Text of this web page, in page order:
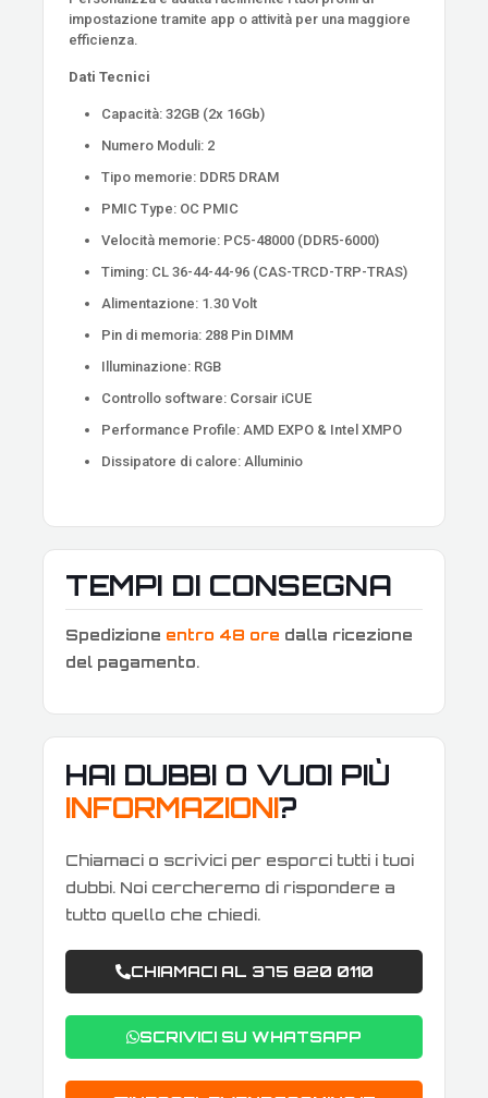
impostazione tramite app o attività per una maggiore
efficienza.
Dati Tecnici
Capacità: 32GB (2x 16Gb)
Numero Moduli: 2
Tipo memorie: DDR5 DRAM
PMIC Type: OC PMIC
Velocità memorie: PC5-48000 (DDR5-6000)
Timing: CL 36-44-44-96 (CAS-TRCD-TRP-TRAS)
Alimentazione: 1.30 Volt
Pin di memoria: 288 Pin DIMM
Illuminazione: RGB
Controllo software: Corsair iCUE
Performance Profile: AMD EXPO & Intel XMPO
Dissipatore di calore: Alluminio
TEMPI DI CONSEGNA
Spedizione entro 48 ore dalla ricezione
del pagamento.
HAI DUBBI O VUOI PIÙ
INFORMAZIONI?
Chiamaci o scrivici per esporci tutti i tuoi
dubbi. Noi cercheremo di rispondere a
tutto quello che chiedi.
CHIAMACI AL 375 820 0110
SCRIVICI SU WHATSAPP